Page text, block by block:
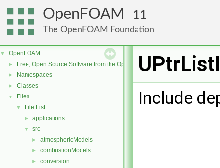
OpenFOAM 11
The OpenFOAM Foundation
▼ OpenFOAM
► Free, Open Source Software from the OpenFOAM Foundation
► Namespaces
► Classes
▼ Files
▼ File List
► applications
▼ src
► atmosphericModels
► combustionModels
► conversion
Include